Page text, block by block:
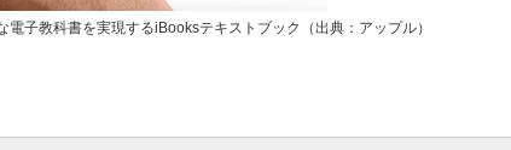
子教科書を実現するiBooksテキストブック（出典：アップル）